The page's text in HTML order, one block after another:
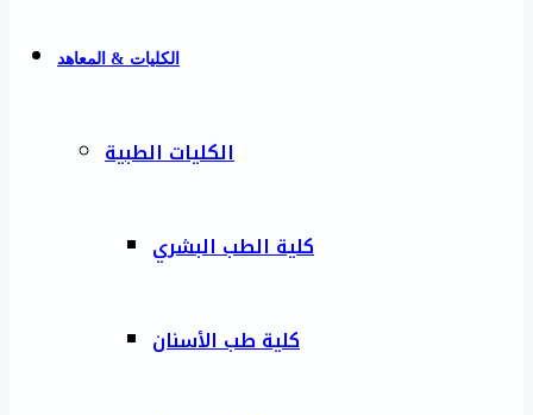
الكليات & المعاهد
الكليات الطبية
كلية الطب البشري
كلية طب الأسنان